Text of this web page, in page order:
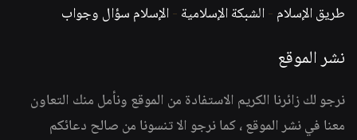
طريق الإسلام -الشبكة الإسلامية -الإسلام سؤال وجواب
نشر الموقع
نرجو لك زائرنا الكريم الاستفادة من الموقع ونأمل منك التعاون
معنا في نشر الموقع ، كما نرجو الا تنسونا من صالح دعائكم